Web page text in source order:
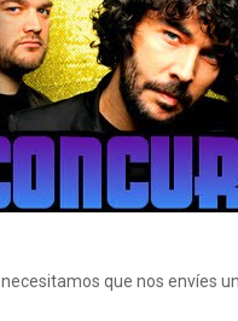
que nos envíes